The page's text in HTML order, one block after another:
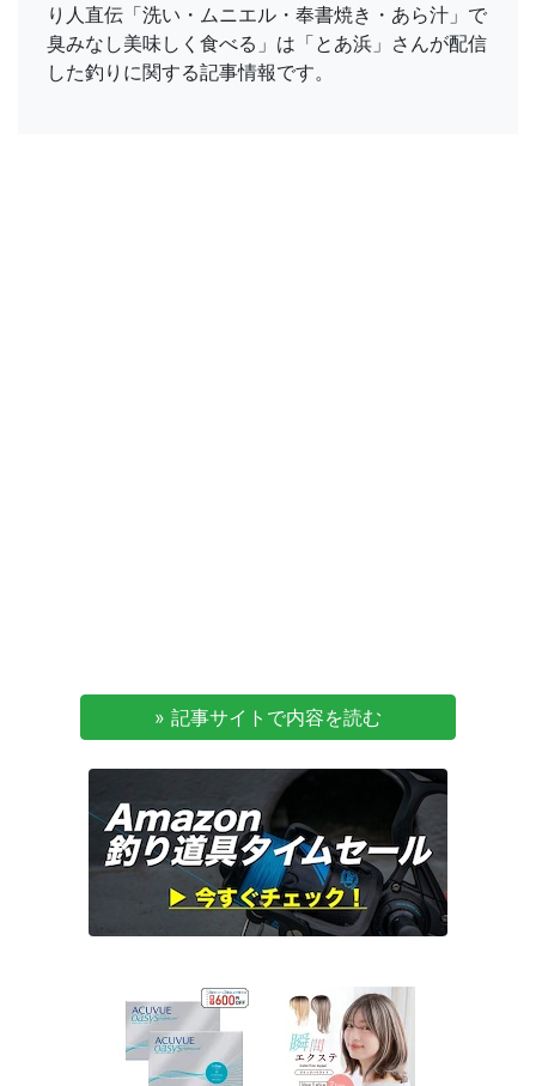
り人直伝「洗い・ムニエル・奉書焼き・あら汁」で
臭みなし美味しく食べる」は「とあ浜」さんが配信
した釣りに関する記事情報です。
» 記事サイトで内容を読む